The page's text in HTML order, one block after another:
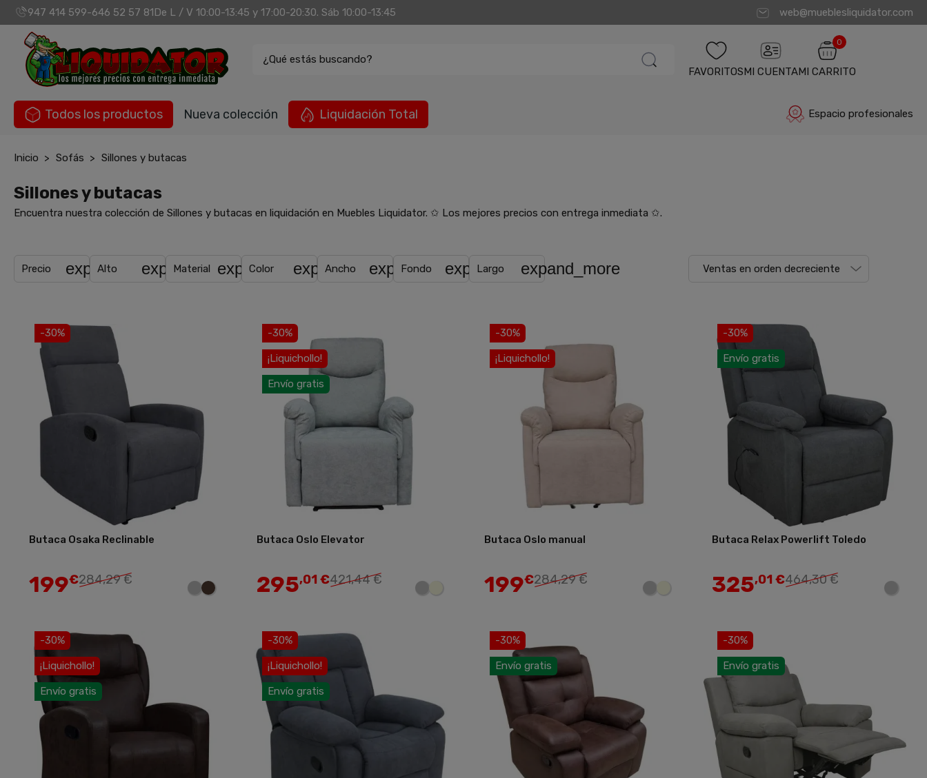
947 414 599-646 52 57 81De L / V 10:00-13:45 y 17:00-20:30. Sáb 10:00-13:45 web@mueblesliquidator.com
¿Qué estás buscando?
FAVORITOSMI CUENTA
0
MI CARRITO
Todos los productos Nueva colección Liquidación Total Espacio profesionales
Inicio Sofás Sillones y butacas
Sillones y butacas
Encuentra nuestra colección de Sillones y butacas en liquidación en Muebles Liquidator. ✩ Los mejores precios con entrega inmediata ✩.
Precio expand_more
Alto expand_more
Material expand_more
Color expand_more
Ancho expand_more
Fondo expand_more
Largo expand_more
Butaca Osaka Reclinable
199€284,29 €
-30%
Butaca Oslo Elevator
295,01 €421,44 €
-30%
¡Liquichollo!
Envío gratis
Butaca Oslo manual
199€284,29 €
-30%
¡Liquichollo!
Butaca Relax Powerlift Toledo
325,01 €464,30 €
-30%
Envío gratis
-30%
¡Liquichollo!
Envío gratis
-30%
¡Liquichollo!
Envío gratis
-30%
Envío gratis
-30%
Envío gratis